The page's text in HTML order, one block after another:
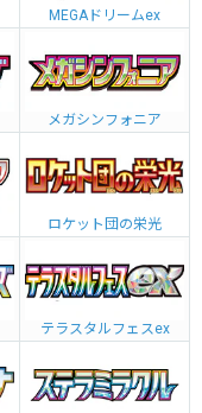
MEGAドリームex
メガシンフォニア
ロケット団の栄光
テラスタルフェスex